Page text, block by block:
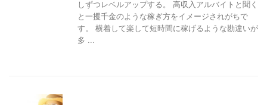
しずつレベルアップする。 高収入アルバイトと聞く
と一攫千金のような稼ぎ方をイメージされがちで
す。 横着して楽して短時間に稼げるような勘違いが
多 ...